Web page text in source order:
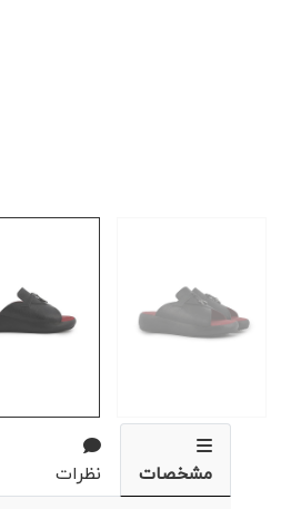
مشخصات نظرات